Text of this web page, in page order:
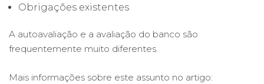
Obrigações existentes
A autoavaliação e a avaliação do banco são
frequentemente muito diferentes.
Mais informações sobre este assunto no artigo: